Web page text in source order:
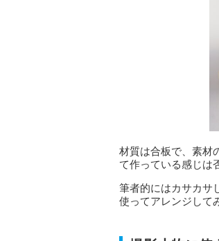
材質は合板で、素材
て作っている感じは
筆者的にはカサカサ
使ってアレンジして